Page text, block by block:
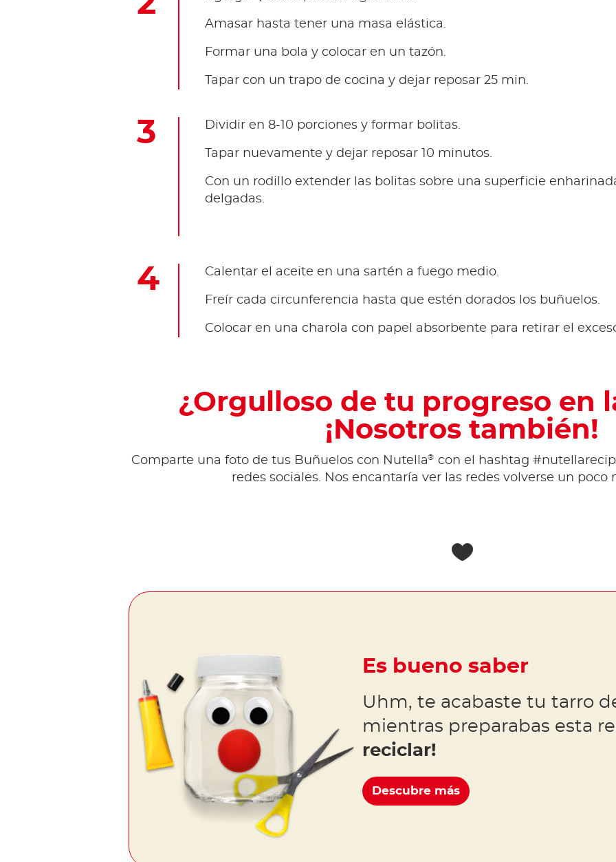
Amasar hasta tener una masa elástica.
Formar una bola y colocar en un tazón.
Tapar con un trapo de cocina y dejar reposar 25 min.
Dividir en 8-10 porciones y formar bolitas.
Tapar nuevamente y dejar reposar 10 minutos.
Con un rodillo extender las bolitas sobre una superficie
delgadas.
Calentar el aceite en una sartén a fuego medio.
Freír cada circunferencia hasta que estén dorados los buñuelos.
Colocar en una charola con papel absorbente para retirar el
¿Orgulloso de tu progreso en
¡Nosotros también!
Comparte una foto de tus Buñuelos con Nutella® con el hashtag
redes sociales. Nos encantaría ver las redes volverse un poco
Es bueno saber
Uhm, te acabaste tu tarro
mientras preparabas esta
reciclar!
Descubre más